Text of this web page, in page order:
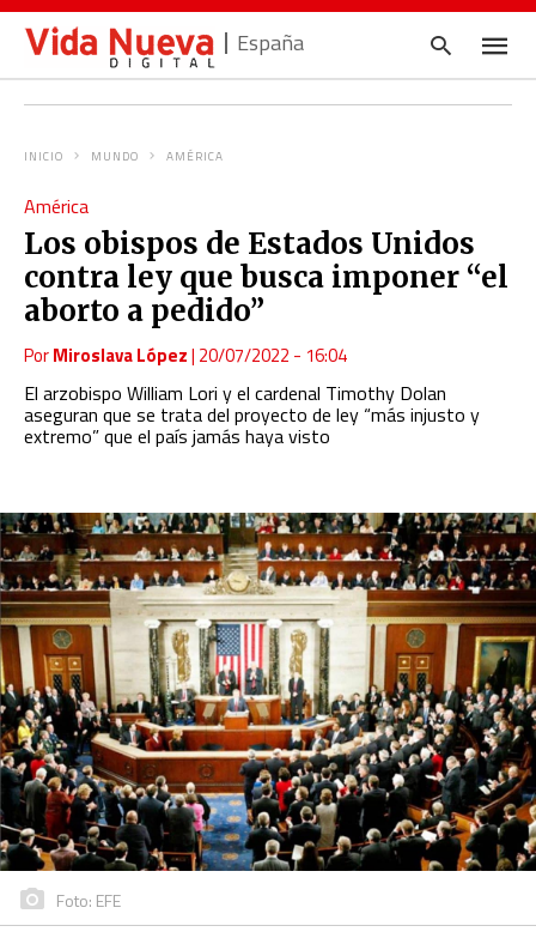
España
pulsa
en
INICIO MUNDO AMÉRICA
América
Los obispos de Estados Unidos
contra ley que busca imponer “el
aborto a pedido”
PorMiroslava López| 20/07/2022 - 16:04
El arzobispo William Lori y el cardenal Timothy Dolan
aseguran que se trata del proyecto de ley “más injusto y
extremo” que el país jamás haya visto
Foto: EFE